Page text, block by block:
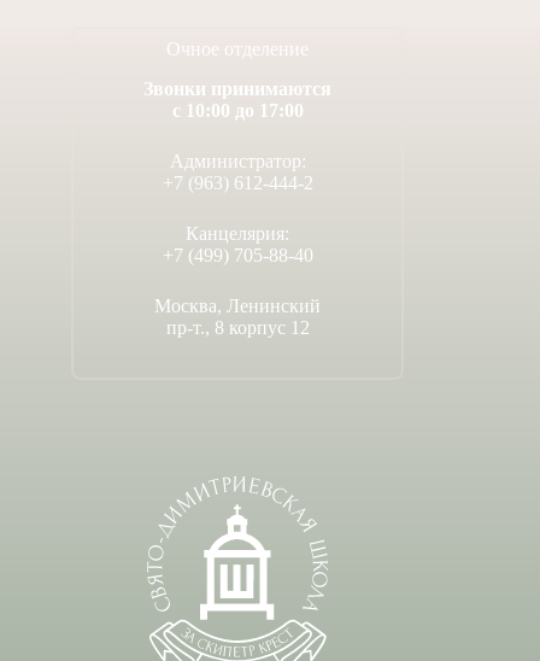
Очное отделение
Звонки принимаются
с 10:00 до 17:00
Администратор:
+7 (963) 612-444-2
Канцелярия:
+7 (499) 705-88-40
Москва, Ленинский
пр-т., 8 корпус 12